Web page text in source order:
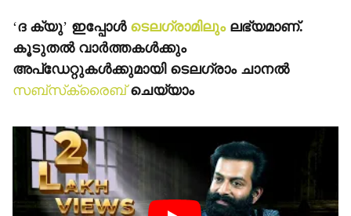
‘ദ ക്യു’ ഇപ്പോള്‍ ടെലഗ്രാമിലും ലഭ്യമാണ്.
കൂടുതല്‍ വാര്‍ത്തകള്‍ക്കും
അപ്‌ഡേറ്റുകള്‍ക്കുമായി ടെലഗ്രാം ചാനല്‍
സബ്‌സ്‌ക്രൈബ് ചെയ്യാം